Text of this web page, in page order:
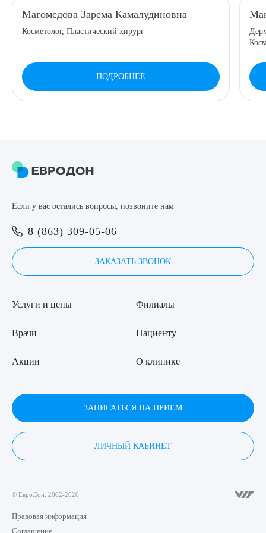
8 (863) 309-05-06
ЗАПИСЬ ОНЛАЙН
Магомедова Зарема Камалудиновна
Косметолог, Пластический хирург
ПОДРОБНЕЕ
Если у вас остались вопросы, позвоните нам
8 (863) 309-05-06
ЗАКАЗАТЬ ЗВОНОК
Услуги и цены
Врачи
Акции
Филиалы
Пациенту
О клинике
ЗАПИСАТЬСЯ НА ПРИЕМ
ЛИЧНЫЙ КАБИНЕТ
© ЕвроДон, 2002-2026
Правовая информация
Соглашение
Я даю согласие наобработку персональных данных